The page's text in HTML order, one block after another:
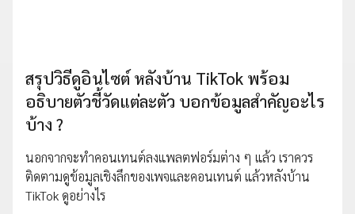
สรุปวิธีดูอินไซต์ หลังบ้าน TikTok พร้อม
อธิบายตัวชี้วัดแต่ละตัว บอกข้อมูลสำคัญอะไร
บ้าง ?
นอกจากจะทำคอนเทนต์ลงแพลตฟอร์มต่าง ๆ แล้ว เราควร
ติดตามดูข้อมูลเชิงลึกของเพจและคอนเทนต์ แล้วหลังบ้าน
TikTok ดูอย่างไร